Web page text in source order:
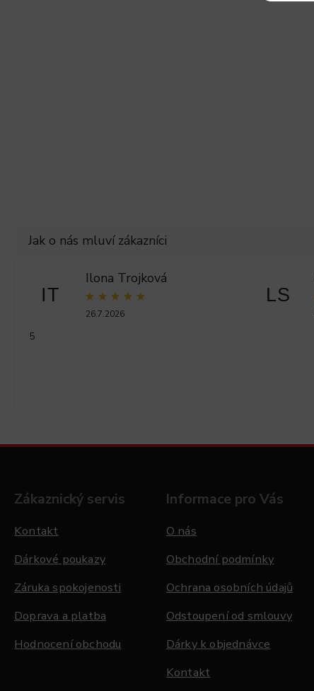
IT
Ilona Trojková
26.7.2026
5
LS
Zákaznický servis
Kontakt
Dárkové poukazy
Záruka spokojenosti
Doprava a platba
Hodnocení obchodu
Informace pro Vás
O nás
Obchodní podmínky
Ochrana osobních údajů
Odstoupení od smlouvy
Dárky k objednávce
Kontakt